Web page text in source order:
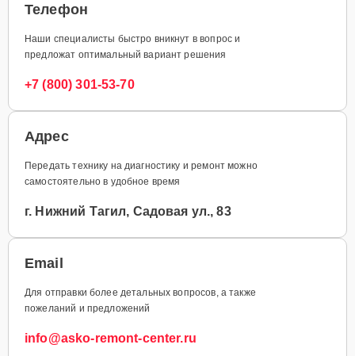
Телефон
Наши специалисты быстро вникнут в вопрос и
предложат оптимальный вариант решения
+7 (800) 301-53-70
Адрес
Передать технику на диагностику и ремонт можно
самостоятельно в удобное время
г. Нижний Тагил, Садовая ул., 83
Email
Для отправки более детальных вопросов, а также
пожеланий и предложений
info@asko-remont-center.ru